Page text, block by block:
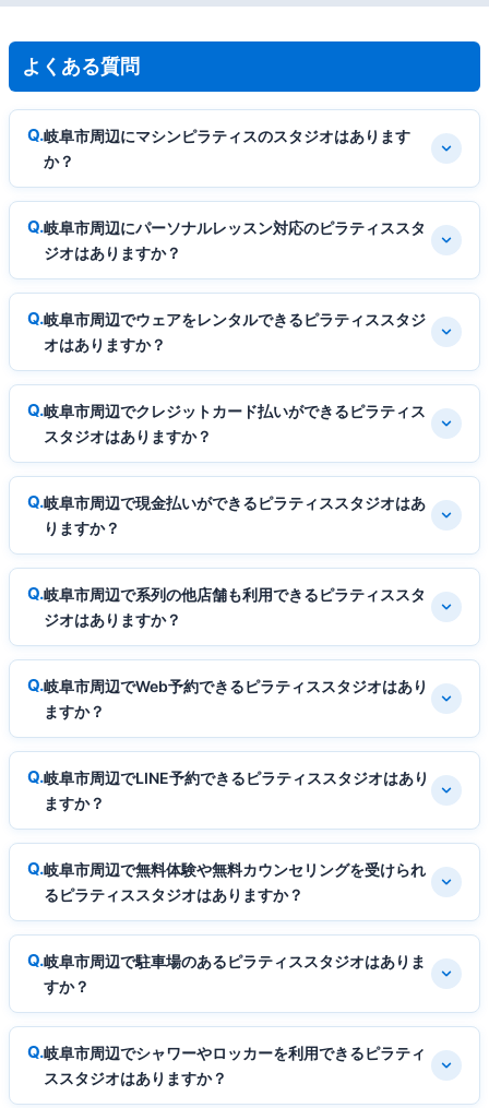
よくある質問
岐阜市周辺にマシンピラティスのスタジオはあります
か？
岐阜市周辺にパーソナルレッスン対応のピラティススタ
ジオはありますか？
岐阜市周辺でウェアをレンタルできるピラティススタジ
オはありますか？
岐阜市周辺でクレジットカード払いができるピラティス
スタジオはありますか？
岐阜市周辺で現金払いができるピラティススタジオはあ
りますか？
岐阜市周辺で系列の他店舗も利用できるピラティススタ
ジオはありますか？
岐阜市周辺でWeb予約できるピラティススタジオはあり
ますか？
岐阜市周辺でLINE予約できるピラティススタジオはあり
ますか？
岐阜市周辺で無料体験や無料カウンセリングを受けられ
るピラティススタジオはありますか？
岐阜市周辺で駐車場のあるピラティススタジオはありま
すか？
岐阜市周辺でシャワーやロッカーを利用できるピラティ
ススタジオはありますか？